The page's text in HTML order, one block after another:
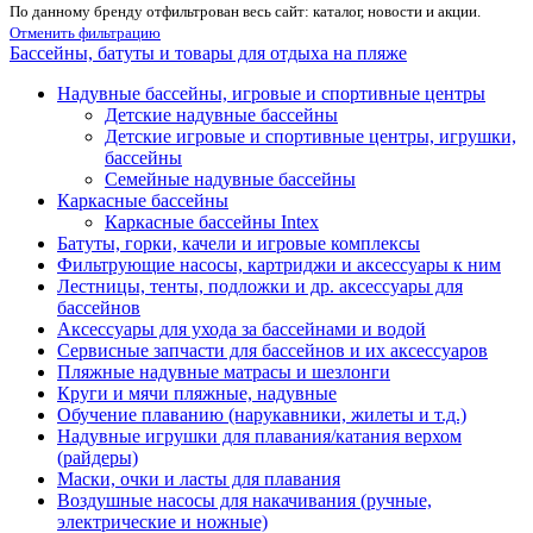
По данному бренду отфильтрован весь сайт: каталог, новости и акции.
Отменить фильтрацию
Бассейны, батуты и товары для отдыха на пляже
Надувные бассейны, игровые и спортивные центры
Детские надувные бассейны
Детские игровые и спортивные центры, игрушки,
бассейны
Семейные надувные бассейны
Каркасные бассейны
Каркасные бассейны Intex
Батуты, горки, качели и игровые комплексы
Фильтрующие насосы, картриджи и аксессуары к ним
Лестницы, тенты, подложки и др. аксессуары для
бассейнов
Аксессуары для ухода за бассейнами и водой
Сервисные запчасти для бассейнов и их аксессуаров
Пляжные надувные матрасы и шезлонги
Круги и мячи пляжные, надувные
Обучение плаванию (нарукавники, жилеты и т.д.)
Надувные игрушки для плавания/катания верхом
(райдеры)
Маски, очки и ласты для плавания
Воздушные насосы для накачивания (ручные,
электрические и ножные)